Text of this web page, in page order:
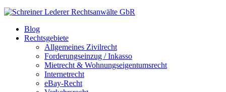
Blog
Rechtsgebiete
Allgemeines Zivilrecht
Forderungseinzug / Inkasso
Mietrecht & Wohnungseigentumsrecht
Internetrecht
eBay-Recht